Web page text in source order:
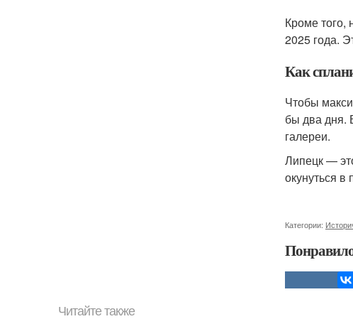
Кроме того,
2025 года.
Как
Чтобы
бы два дня.
галереи.
Липецк —
окунуться в
Категории:
Читайте также